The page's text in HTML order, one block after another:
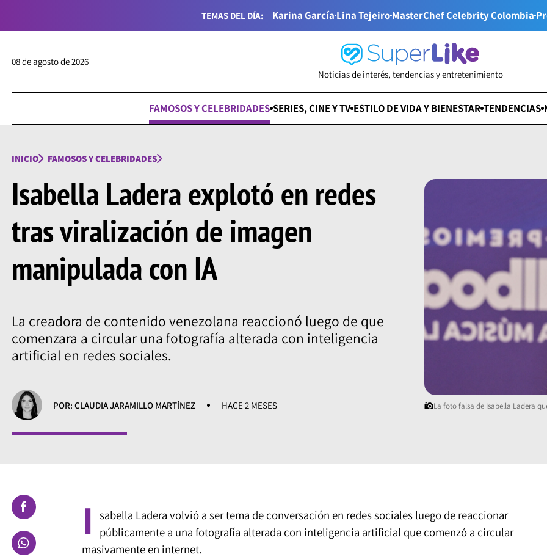
TEMAS DEL DÍA: Karina GarcíaLina TejeiroMasterChef Celebrity Colombia
08 de agosto de 2026
Noticias de interés, tendencias y entretenimiento
FAMOSOS Y CELEBRIDADES SERIES, CINE Y TV ESTILO DE VIDA Y BIENESTAR TENDENCIAS
INICIO FAMOSOS Y CELEBRIDADES
Isabella Ladera explotó en redes
tras viralización de imagen
manipulada con IA
La creadora de contenido venezolana reaccionó luego de que
comenzara a circular una fotografía alterada con inteligencia
artificial en redes sociales.
POR: CLAUDIA JARAMILLO MARTÍNEZ HACE 2 MESES La foto falsa de Isabella Ladera
I sabella Ladera volvió a ser tema de conversación en redes sociales luego de reaccionar
públicamente a una fotografía alterada con inteligencia artificial que comenzó a circular
masivamente en internet.